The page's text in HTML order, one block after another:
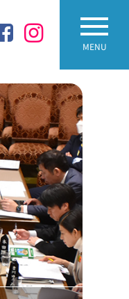
MENU